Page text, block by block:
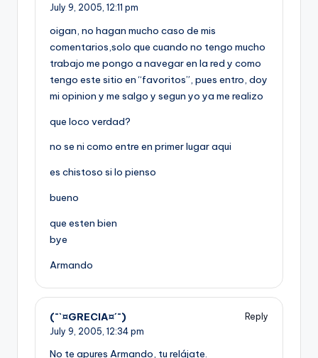
July 9, 2005, 12:11 pm
oigan, no hagan mucho caso de mis
comentarios,solo que cuando no tengo mucho
trabajo me pongo a navegar en la red y como
tengo este sitio en “favoritos”, pues entro, doy
mi opinion y me salgo y segun yo ya me realizo
que loco verdad?
no se ni como entre en primer lugar aqui
es chistoso si lo pienso
bueno
que esten bien
bye
Armando
(¯`¤GRECIA¤´¯)
Reply
July 9, 2005, 12:34 pm
No te apures Armando, tu relájate.